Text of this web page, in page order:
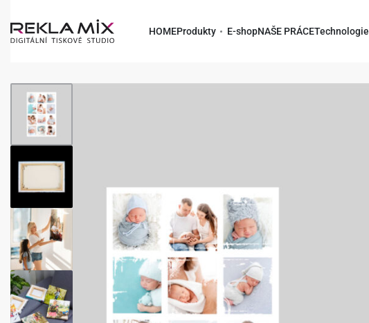
HOMEProdukty E-shopNAŠE PRÁCETechnologie